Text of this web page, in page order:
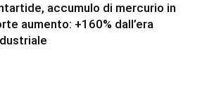
accumulo di mercurio in
aumento: +160% dall’era